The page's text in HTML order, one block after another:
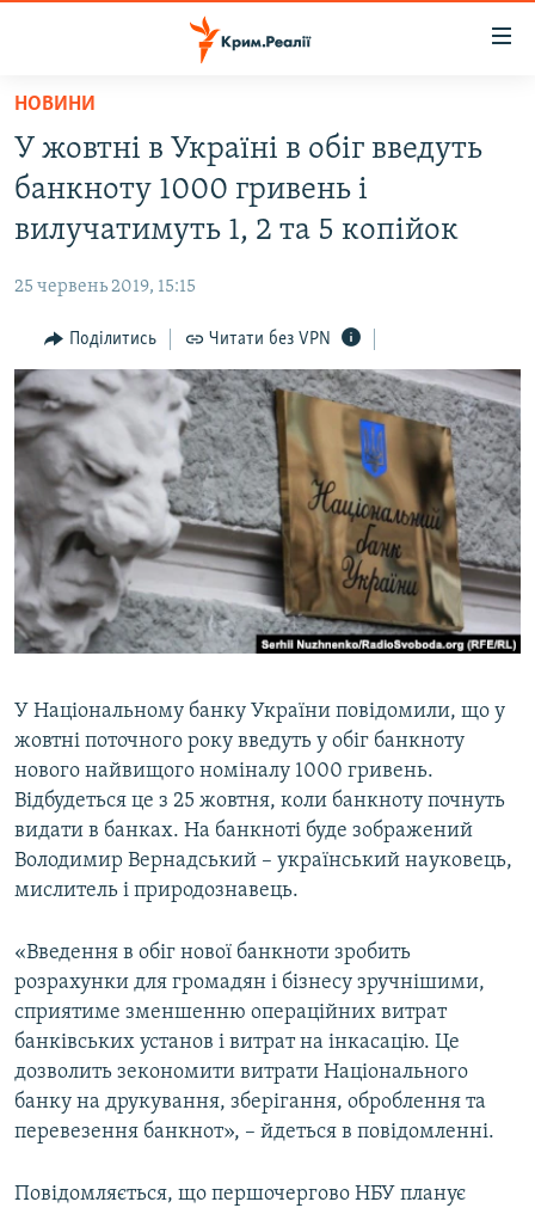
Перейти
основного
матеріалу
до
основної
навігації
Перейти
до
пошуку
ВОДА.КРИМ
ВІДЕО ТА ФОТО
БЛОГИ
ПОГЛЯД
ІНТЕРВ'Ю
ВСЕ ЗА ДЕНЬ
СПЕЦПРОЕКТИ
ДЕПОРТАЦІЯ
ВІДЕОУРОКИ «ELIFBE»
СВІДЧЕННЯ ОКУПАЦІЇ
УКРАЇНСЬКА ПРОБЛЕМА КРИМУ
ЯК ОБІЙТИ БЛОКУВАННЯ
Русский
Qırımtatar
Усі сайти RFE/RL
НОВИНИ
У жовтні в Україні в обіг введуть
банкноту 1000 гривень і
вилучатимуть 1, 2 та 5 копійок
25 червень 2019, 15:15
Поділитись Читати без VPN
У Національному банку України повідомили, що у
жовтні поточного року введуть у обіг банкноту
нового найвищого номіналу 1000 гривень.
Відбудеться це з 25 жовтня, коли банкноту почнуть
видати в банках. На банкноті буде зображений
Володимир Вернадський – український науковець,
мислитель і природознавець.
«Введення в обіг нової банкноти зробить
розрахунки для громадян і бізнесу зручнішими,
сприятиме зменшенню операційних витрат
банківських установ і витрат на інкасацію. Це
дозволить зекономити витрати Національного
банку на друкування, зберігання, оброблення та
перевезення банкнот», – йдеться в повідомленні.
Повідомляється, що першочергово НБУ планує